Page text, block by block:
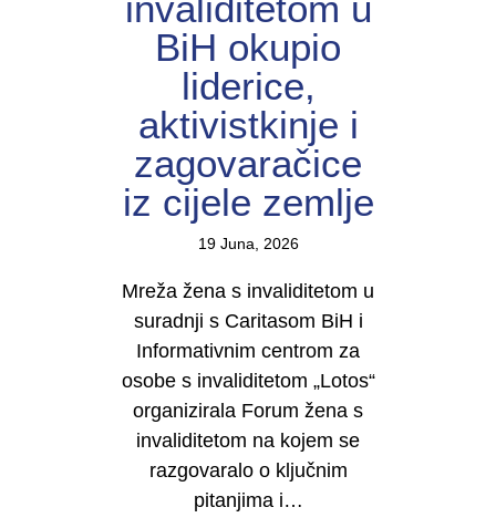
BiH okupio
liderice,
aktivistkinje i
zagovaračice
iz cijele zemlje
19 Juna, 2026
Mreža žena s invaliditetom u
suradnji s Caritasom BiH i
Informativnim centrom za
osobe s invaliditetom „Lotos“
organizirala Forum žena s
invaliditetom na kojem se
razgovaralo o ključnim
pitanjima i…